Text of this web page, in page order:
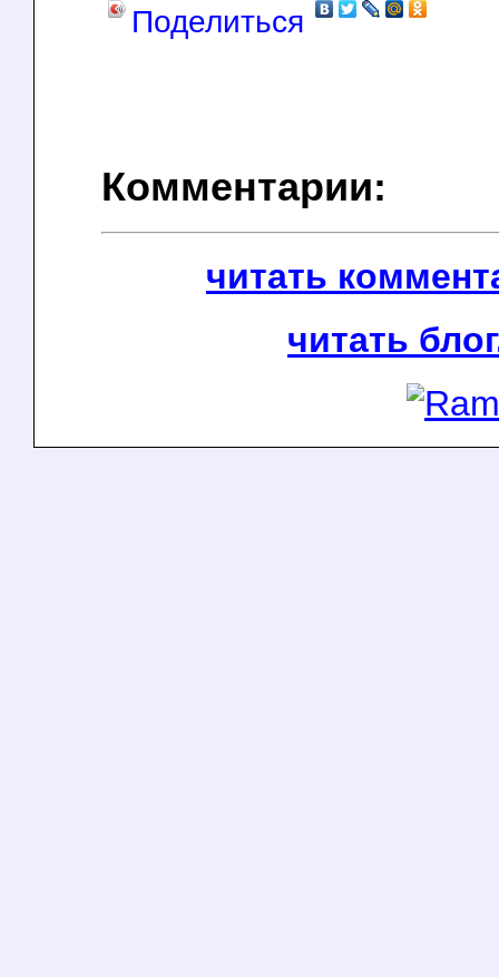
Поделиться
Комментарии:
читать
читать